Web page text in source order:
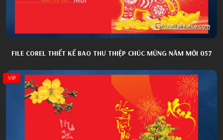
FILE COREL THIẾT KẾ BAO THƯ THIỆP CHÚC MỪNG NĂM MỚI 057
VIP